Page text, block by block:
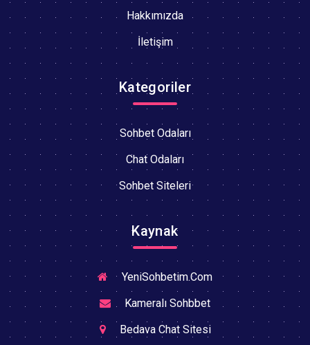
Hakkımızda
İletişim
Kategoriler
Sohbet Odaları
Chat Odaları
Sohbet Siteleri
Kaynak
YeniSohbetim.Com
Kameralı Sohbbet
Bedava Chat Sitesi